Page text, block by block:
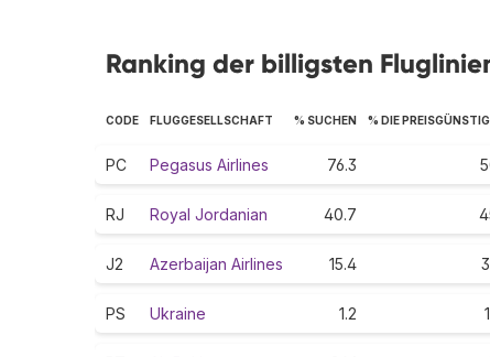
Ranking der billigsten
CODE FLUGGESELLSCHAFT % SUCHEN % DIE
PC Pegasus Airlines 76.3
RJ Royal Jordanian 40.7
J2 Azerbaijan Airlines 15.4
PS Ukraine 1.2